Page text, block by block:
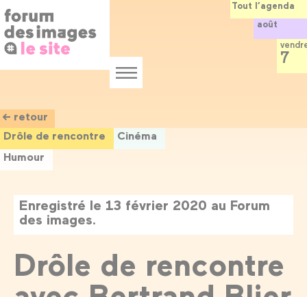
au
contenu
principal
Menu
← retour
Drôle de rencontre
Cinéma
Humour
Enregistré le 13 février 2020 au Forum
des images.
Drôle de rencontre
Tout l’agenda
août
7